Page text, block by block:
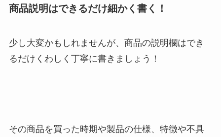
商品説明はできるだけ細かく書く！
少し大変かもしれませんが、商品の説明欄はでき
るだけくわしく丁寧に書きましょう！
その商品を買った時期や製品の仕様、特徴や不具